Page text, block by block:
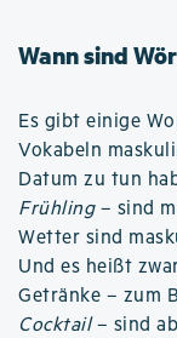
Wann sind
Es gibt einige
Vokabeln
Datum zu tun
Frühling– sind
Wetter sind
Und es heißt
Getränke – zum
Cocktail– sind